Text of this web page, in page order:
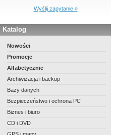
Wyślij zapytanie »
Katalog
Nowości
Promocje
Alfabetycznie
Archiwizacja i backup
Bazy danych
Bezpieczeństwo i ochrona PC
Biznes i biuro
CD i DVD